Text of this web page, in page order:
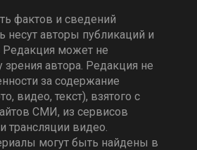
фактов и сведений
несут авторы публикаций и
Редакция может не
зрения автора. Редакция не
за содержание
видео, текст), взятого с
СМИ, из сервисов
трансляции видео.
могут быть найдены в